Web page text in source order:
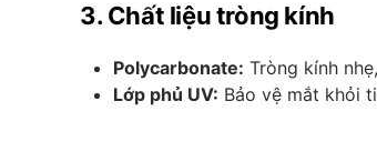
3. Chất liệu tròng kính
Polycarbonate: Tròng kính
Lớp phủ UV: Bảo vệ mắt khỏi